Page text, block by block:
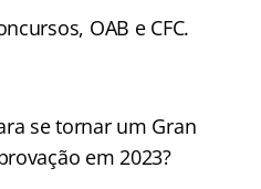
OAB e CFC.
se tornar um Gran
em 2023?